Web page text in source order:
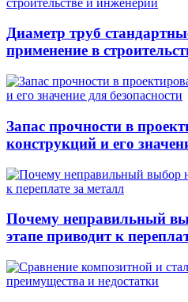
Диаметр труб
применение в
Запас прочности в
конструкций и его
Почему неправильный
этапе приводит к